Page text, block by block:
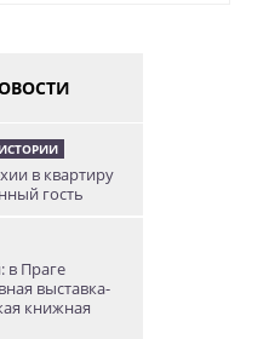
в квартиру
гость
в Праге
выставка-
книжная